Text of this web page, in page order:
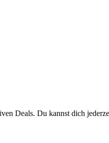
Deals. Du kannst dich